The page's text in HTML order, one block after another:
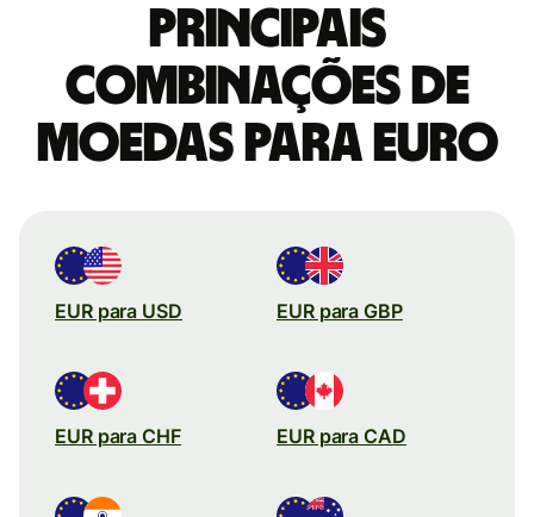
Principais
combinações de
moedas para Euro
EUR para USD EUR para GBP
EUR para CHF EUR para CAD